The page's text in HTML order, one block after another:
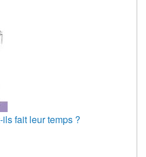
fait leur temps ?